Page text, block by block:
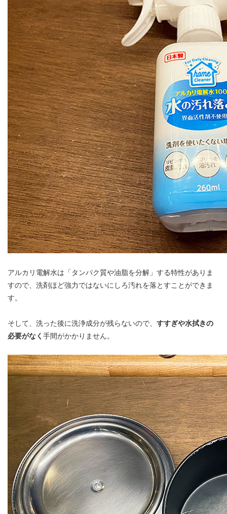
アルカリ電解水は「タンパク質や油脂を分解」する特性がありま
すので、洗剤ほど強力ではないにしろ汚れを落とすことができま
す。
そして、洗った後に洗浄成分が残らないので、 すすぎや水拭きの
必要がなく 手間がかかりません。